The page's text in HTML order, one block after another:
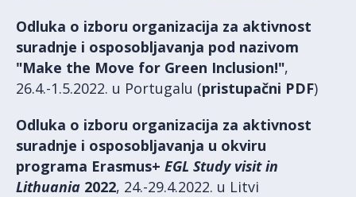
Odluka o izboru organizacija za aktivnost
suradnje i osposobljavanja pod nazivom
"Make the Move for Green Inclusion!",
26.4.-1.5.2022. u Portugalu (pristupačni PDF)
Odluka o izboru organizacija za aktivnost
suradnje i osposobljavanja u okviru
programa Erasmus+ EGL Study visit in
Lithuania 2022, 24.-29.4.2022. u Litvi